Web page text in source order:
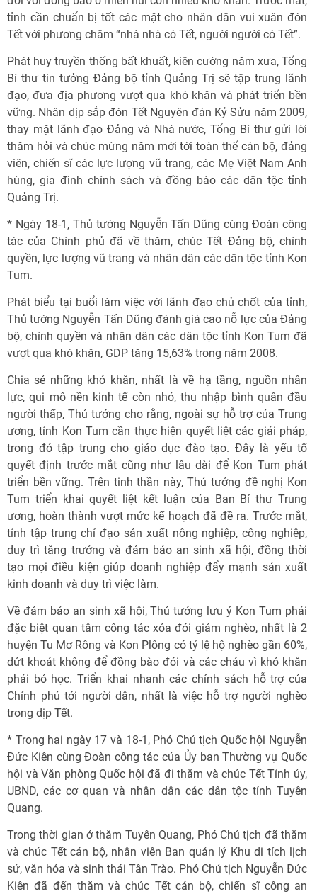
tỉnh cần chuẩn bị tốt các mặt cho nhân dân vui xuân đón
Tết với phương châm “nhà nhà có Tết, người người có Tết”.
Phát huy truyền thống bất khuất, kiên cường năm xưa, Tổng
Bí thư tin tưởng Đảng bộ tỉnh Quảng Trị sẽ tập trung lãnh
đạo, đưa địa phương vượt qua khó khăn và phát triển bền
vững. Nhân dịp sắp đón Tết Nguyên đán Kỷ Sửu năm 2009,
thay mặt lãnh đạo Đảng và Nhà nước, Tổng Bí thư gửi lời
thăm hỏi và chúc mừng năm mới tới toàn thể cán bộ, đảng
viên, chiến sĩ các lực lượng vũ trang, các Mẹ Việt Nam Anh
hùng, gia đình chính sách và đồng bào các dân tộc tỉnh
Quảng Trị.
* Ngày 18-1, Thủ tướng Nguyễn Tấn Dũng cùng Đoàn công
tác của Chính phủ đã về thăm, chúc Tết Đảng bộ, chính
quyền, lực lượng vũ trang và nhân dân các dân tộc tỉnh Kon
Tum.
Phát biểu tại buổi làm việc với lãnh đạo chủ chốt của tỉnh,
Thủ tướng Nguyễn Tấn Dũng đánh giá cao nỗ lực của Đảng
bộ, chính quyền và nhân dân các dân tộc tỉnh Kon Tum đã
vượt qua khó khăn, GDP tăng 15,63% trong năm 2008.
Chia sẻ những khó khăn, nhất là về hạ tầng, nguồn nhân
lực, qui mô nền kinh tế còn nhỏ, thu nhập bình quân đầu
người thấp, Thủ tướng cho rằng, ngoài sự hỗ trợ của Trung
ương, tỉnh Kon Tum cần thực hiện quyết liệt các giải pháp,
trong đó tập trung cho giáo dục đào tạo. Đây là yếu tố
quyết định trước mắt cũng như lâu dài để Kon Tum phát
triển bền vững. Trên tinh thần này, Thủ tướng đề nghị Kon
Tum triển khai quyết liệt kết luận của Ban Bí thư Trung
ương, hoàn thành vượt mức kế hoạch đã đề ra. Trước mắt,
tỉnh tập trung chỉ đạo sản xuất nông nghiệp, công nghiệp,
duy trì tăng trưởng và đảm bảo an sinh xã hội, đồng thời
tạo mọi điều kiện giúp doanh nghiệp đẩy mạnh sản xuất
kinh doanh và duy trì việc làm.
Về đảm bảo an sinh xã hội, Thủ tướng lưu ý Kon Tum phải
đặc biệt quan tâm công tác xóa đói giảm nghèo, nhất là 2
huyện Tu Mơ Rông và Kon Plông có tỷ lệ hộ nghèo gần 60%,
dứt khoát không để đồng bào đói và các cháu vì khó khăn
phải bỏ học. Triển khai nhanh các chính sách hỗ trợ của
Chính phủ tới người dân, nhất là việc hỗ trợ người nghèo
trong dịp Tết.
* Trong hai ngày 17 và 18-1, Phó Chủ tịch Quốc hội Nguyễn
Đức Kiên cùng Đoàn công tác của Ủy ban Thường vụ Quốc
hội và Văn phòng Quốc hội đã đi thăm và chúc Tết Tỉnh ủy,
UBND, các cơ quan và nhân dân các dân tộc tỉnh Tuyên
Quang.
Trong thời gian ở thăm Tuyên Quang, Phó Chủ tịch đã thăm
và chúc Tết cán bộ, nhân viên Ban quản lý Khu di tích lịch
sử, văn hóa và sinh thái Tân Trào. Phó Chủ tịch Nguyễn Đức
Kiên đã đến thăm và chúc Tết cán bộ, chiến sĩ công an